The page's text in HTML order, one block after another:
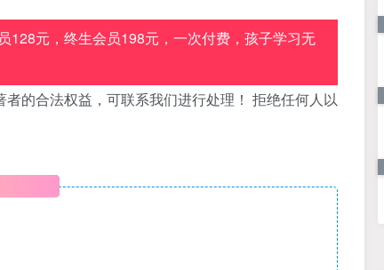
128元，终生会员198元，一次付费，孩子学习无
的合法权益，可联系我们进行处理！ 拒绝任何人以